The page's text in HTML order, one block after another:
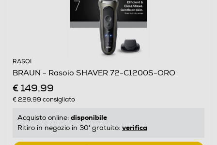
RASOI
BRAUN - Rasoio SHAVER 72-C1200S-ORO
€ 149,99
€ 229,99 consigliato
Acquisto online: disponibile
Ritiro in negozio in 30' gratuito: verifica